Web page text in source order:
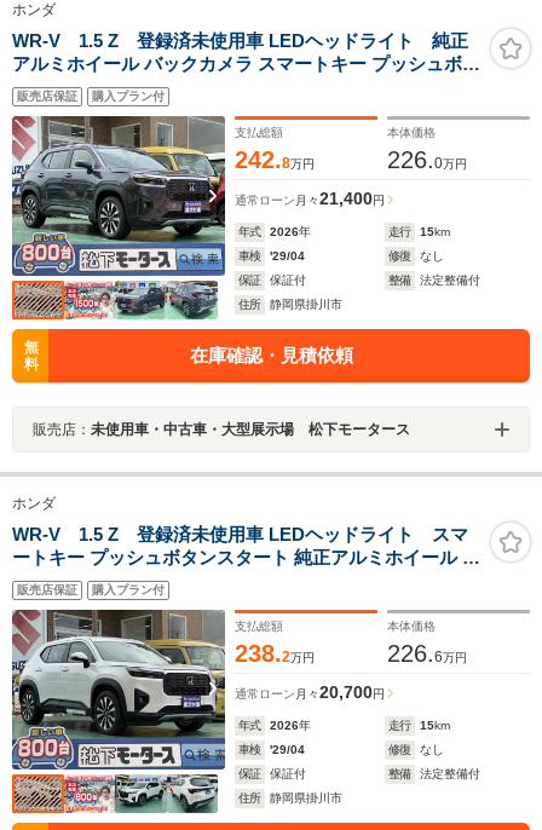
ホンダ
WR-V 1.5 Z 登録済未使用車 LEDヘッドライト 純正
アルミホイール バックカメラ スマートキー プッシュボタ
ンスタート フロントフォグランプ オートライト オートエ
アコン USB充電ポート ホンダセンシング 障害物センサ
ー
販売店保証 購入プラン付
支払総額
242.8万円
本体価格
226.0万円
通常ローン 月々21,400円
年式 2026年 走行 15km
車検
'29/04 修復
なし
保証
保証付 整備
法定整備付
住所
静岡県掛川市
無
料
在庫確認・見積依頼
販売店： 未使用車・中古車・大型展示場 松下モータース
ホンダ
WR-V 1.5 Z 登録済未使用車 LEDヘッドライト スマ
ートキー プッシュボタンスタート 純正アルミホイール バ
ックカメラ USB充電ポート ホンダセンシング 障害物セ
ンサー オートエアコン フロントフォグランプ ステアリモ
コン
販売店保証 購入プラン付
支払総額
238.2万円
本体価格
226.6万円
通常ローン 月々20,700円
年式 2026年 走行 15km
車検
'29/04 修復
なし
保証
保証付 整備
法定整備付
住所
静岡県掛川市